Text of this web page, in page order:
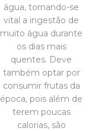
água, tornando-se
vital a ingestão de
muito água durante
os dias mais
quentes. Deve
também optar por
consumir frutas da
época, pois além de
terem poucas
calorias, são